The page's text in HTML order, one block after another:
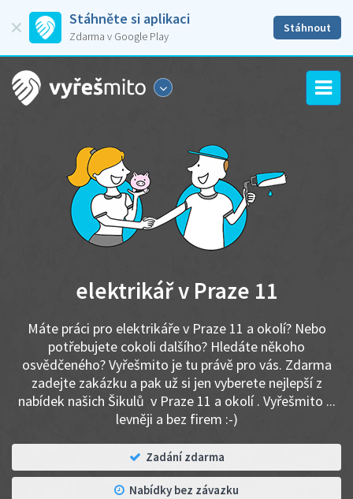
Stáhněte si aplikaci
Zdarma v Google Play
Stáhnout
elektrikář v Praze 11
Máte práci pro elektrikáře v Praze 11 a okolí? Nebo
potřebujete cokoli dalšího? Hledáte někoho
osvědčeného? Vyřešmito je tu právě pro vás. Zdarma
zadejte zakázku a pak už si jen vyberete nejlepší z
nabídek našich Šikulů v Praze 11 a okolí . Vyřešmito ...
levněji a bez firem :-)
Zadání zdarma
Nabídky bez závazku